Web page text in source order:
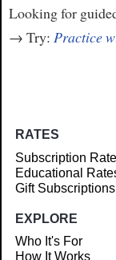
Looking for
→ Try: Practice
RATES
Subscription
Educational
Gift Subscriptions
EXPLORE
Who It's For
How It Works